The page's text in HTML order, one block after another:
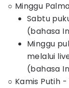
○ Minggu
Sabtu
(bahasa
Minggu
melalui
(bahasa
○ Kamis Putih